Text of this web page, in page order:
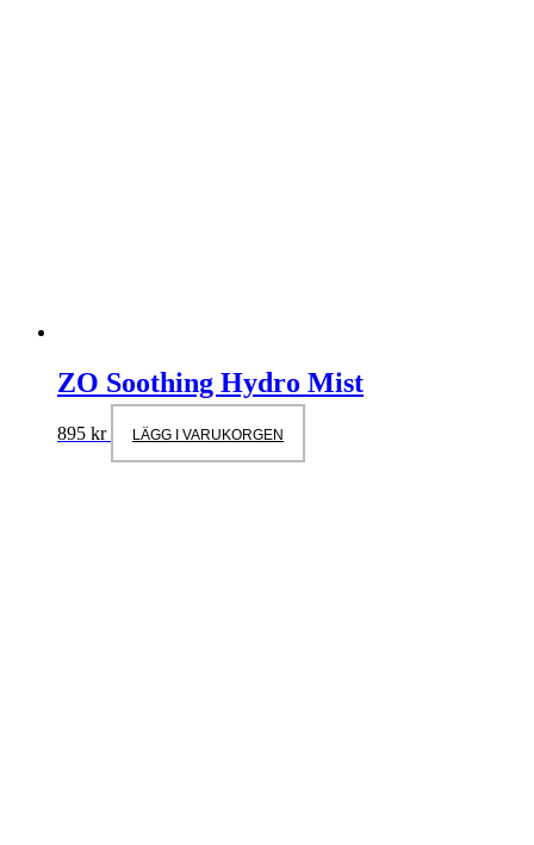
ZO Soothing Hydro Mist
895 kr LÄGG I VARUKORGEN